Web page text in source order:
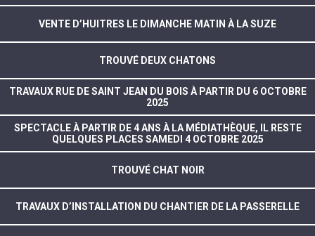
VENTE D’HUITRES LE DIMANCHE MATIN À LA SUZE
TROUVÉ DEUX CHATONS
TRAVAUX RUE DE SAINT JEAN DU BOIS À PARTIR DU 6 OCTOBRE
2025
SPECTACLE À PARTIR DE 4 ANS À LA MÉDIATHÈQUE, IL RESTE
QUELQUES PLACES SAMEDI 4 OCTOBRE 2025
TROUVÉ CHAT NOIR
TRAVAUX D’INSTALLATION DU CHANTIER DE LA PASSERELLE